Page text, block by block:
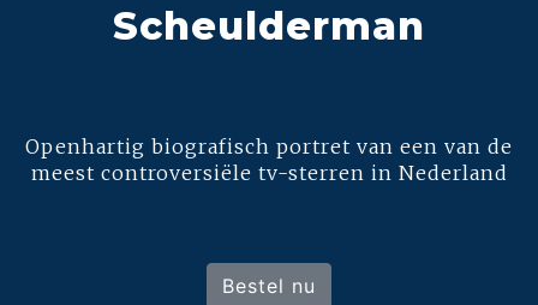
Scheulderman
Openhartig biografisch portret van een van de
meest controversiële tv-sterren in Nederland
Bestel nu